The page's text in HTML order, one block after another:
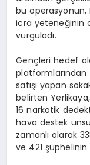
bu operasyonun,
icra yeteneğinin
vurguladı.
Gençleri hedef
satışı yapan
belirten
16 narkotik
hava destek
zamanlı olarak
ve 421 şüphelinin